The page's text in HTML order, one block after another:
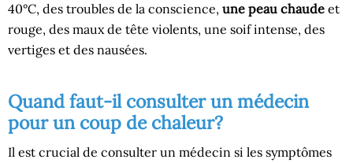
40°C, des troubles de la conscience, une peau chaude et
rouge, des maux de tête violents, une soif intense, des
vertiges et des nausées.
Quand faut-il consulter un médecin
pour un coup de chaleur?
Il est crucial de consulter un médecin si les symptômes